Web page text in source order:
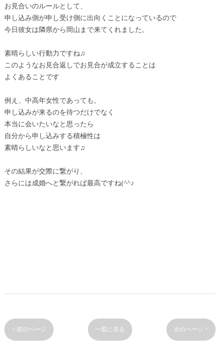
お見合いのルールとして、
申し込み側が申し受け側に出向くことになっているので
今日彼女は隣県から岡山まで来てくれました。
素晴らしい行動力ですね♫
このようなお見合返しでお見合が成立することは
よくあることです
例え、中高年女性であっても。
申し込みが来るのを待つだけでなく
本当に会いたいなと思ったら
自分から申し込みする積極性は
素晴らしいなと思います♫
その結果が交際に繋がり、
さらには成婚へと繋がれば最高ですね(^^♪
< 前のページ 一覧に戻る 次のページ >